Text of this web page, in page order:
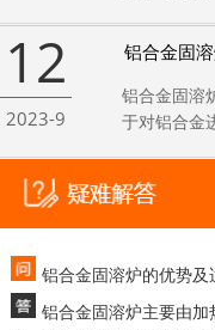
12
2023-9
铝合金固
铝合金固溶
于对铝合金
铝合金固溶炉的优势及
铝合金固溶炉主要由